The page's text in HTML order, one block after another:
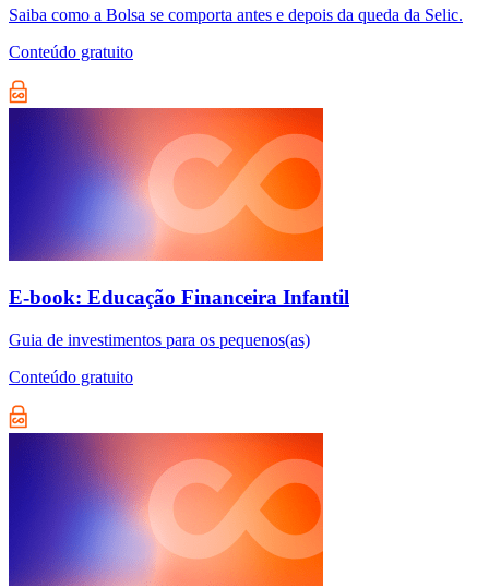
Saiba como a Bolsa se comporta antes e depois da queda da Selic.
Conteúdo gratuito
E-book: Educação Financeira Infantil
Guia de investimentos para os pequenos(as)
Conteúdo gratuito